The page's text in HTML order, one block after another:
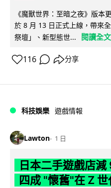
《魔獸世界：至暗之夜》版本
於 8 月 13 日正式上線，帶來
祭壇」、新型態世...
閱讀全文
116 分享
科技娛樂 遊戲情報
Lawton 1 日
日本二手遊戲店
四成 "懷舊"在 Z